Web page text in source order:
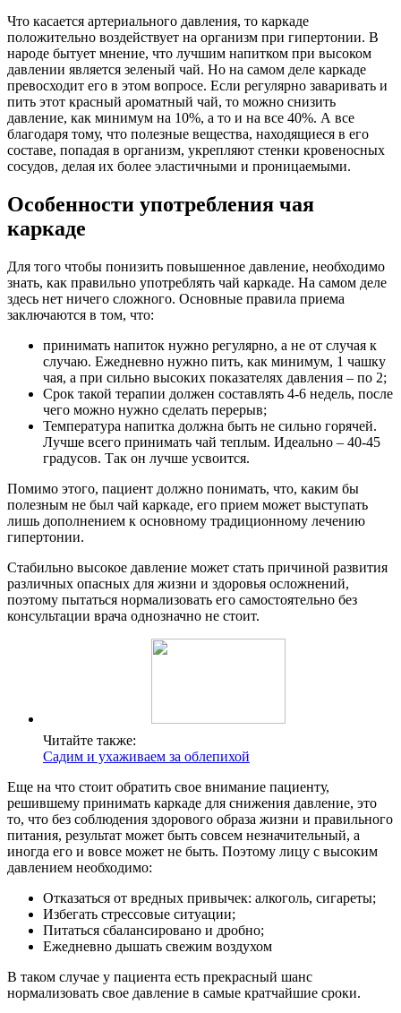
Что касается артериального давления, то каркаде
положительно воздействует на организм при гипертонии. В
народе бытует мнение, что лучшим напитком при высоком
давлении является зеленый чай. Но на самом деле каркаде
превосходит его в этом вопросе. Если регулярно заваривать и
пить этот красный ароматный чай, то можно снизить
давление, как минимум на 10%, а то и на все 40%. А все
благодаря тому, что полезные вещества, находящиеся в его
составе, попадая в организм, укрепляют стенки кровеносных
сосудов, делая их более эластичными и проницаемыми.
Особенности употребления чая
каркаде
Для того чтобы понизить повышенное давление, необходимо
знать, как правильно употреблять чай каркаде. На самом деле
здесь нет ничего сложного. Основные правила приема
заключаются в том, что:
принимать напиток нужно регулярно, а не от случая к
случаю. Ежедневно нужно пить, как минимум, 1 чашку
чая, а при сильно высоких показателях давления – по 2;
Срок такой терапии должен составлять 4-6 недель, после
чего можно нужно сделать перерыв;
Температура напитка должна быть не сильно горячей.
Лучше всего принимать чай теплым. Идеально – 40-45
градусов. Так он лучше усвоится.
Помимо этого, пациент должно понимать, что, каким бы
полезным не был чай каркаде, его прием может выступать
лишь дополнением к основному традиционному лечению
гипертонии.
Стабильно высокое давление может стать причиной развития
различных опасных для жизни и здоровья осложнений,
поэтому пытаться нормализовать его самостоятельно без
консультации врача однозначно не стоит.
Читайте также:
Садим и ухаживаем за облепихой
Еще на что стоит обратить свое внимание пациенту,
решившему принимать каркаде для снижения давление, это
то, что без соблюдения здорового образа жизни и правильного
питания, результат может быть совсем незначительный, а
иногда его и вовсе может не быть. Поэтому лицу с высоким
давлением необходимо:
Отказаться от вредных привычек: алкоголь, сигареты;
Избегать стрессовые ситуации;
Питаться сбалансировано и дробно;
Ежедневно дышать свежим воздухом
В таком случае у пациента есть прекрасный шанс
нормализовать свое давление в самые кратчайшие сроки.